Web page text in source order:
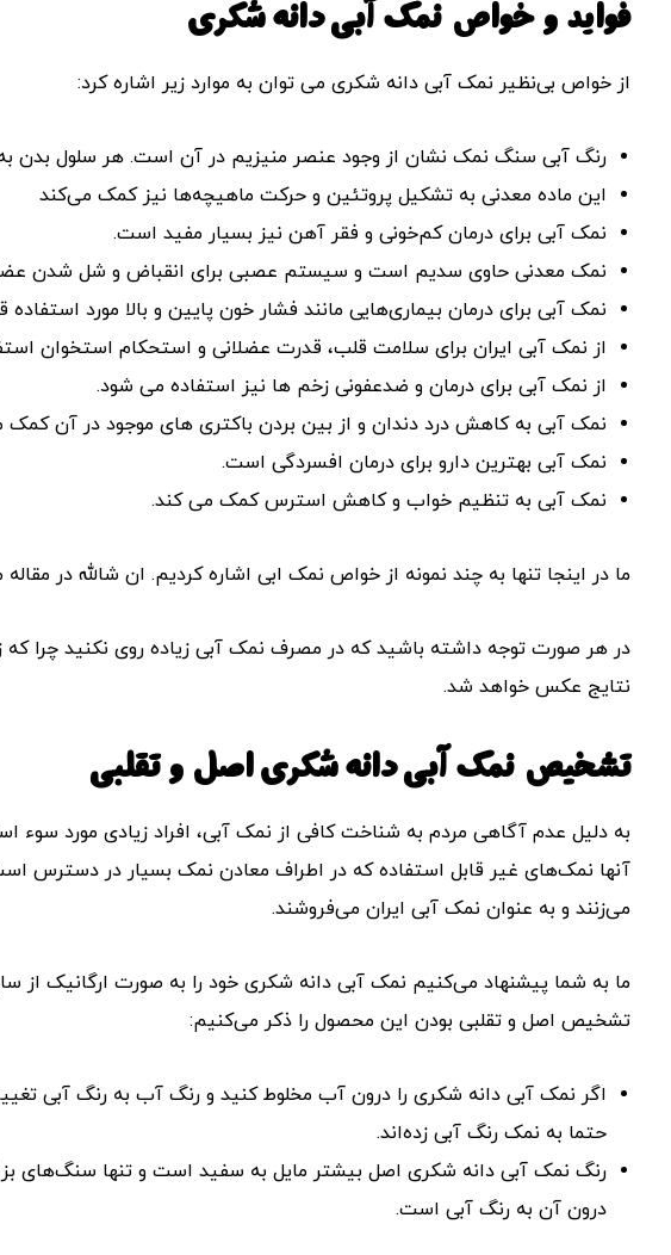
فواید و خواص نمک آبی دانه شکری
از خواص بی‌نظیر نمک آبی دانه شکری می توان به موارد زیر اشاره کرد:
رنگ آبی سنگ نمک نشان از وجود عنصر منیزیم در آن است. هر سلول بدن به
این ماده معدنی به تشکیل پروتئین و حرکت ماهیچه‌ها نیز کمک می‌کند
نمک آبی برای درمان کم‌خونی و فقر آهن نیز بسیار مفید است.
نمک معدنی حاوی سدیم است و سیستم عصبی برای انقباض و شل شدن
نمک آبی برای درمان بیماری‌هایی مانند فشار خون پایین و بالا مورد استفاده
از نمک آبی ایران برای سلامت قلب، قدرت عضلانی و استحکام استخوان
از نمک آبی برای درمان و ضدعفونی زخم ها نیز استفاده می شود.
نمک آبی به کاهش درد دندان و از بین بردن باکتری های موجود در آن کمک
نمک آبی بهترین دارو برای درمان افسردگی است.
نمک آبی به تنظیم خواب و کاهش استرس کمک می کند.
ما در اینجا تنها به چند نمونه از خواص نمک ابی اشاره کردیم. ان شالله در
در هر صورت توجه داشته باشید که در مصرف نمک آبی زیاده روی نکنید چرا
نتایج عکس خواهد شد.
تشخیص نمک آبی دانه شکری اصل و تقلبی
به دلیل عدم آگاهی مردم به شناخت کافی از نمک آبی، افراد زیادی مورد سوء
آنها نمک‌های غیر قابل استفاده که در اطراف معادن نمک بسیار در دسترس
می‌زنند و به عنوان نمک آبی ایران می‌فروشند.
ما به شما پیشنهاد می‌کنیم نمک آبی دانه شکری خود را به صورت ارگانیک از
تشخیص اصل و تقلبی بودن این محصول را ذکر می‌کنیم:
اگر نمک آبی دانه شکری را درون آب مخلوط کنید و رنگ آب به رنگ آبی
حتما به نمک رنگ آبی زده‌اند.
رنگ نمک آبی دانه شکری اصل بیشتر مایل به سفید است و تنها سنگ‌های
درون آن به رنگ آبی است.